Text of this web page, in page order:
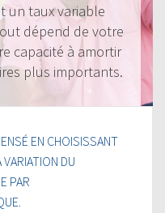
un taux variable
dépend de votre
capacité à amortir
plus importants.
EN CHOISISSANT
VARIATION DU
PAR